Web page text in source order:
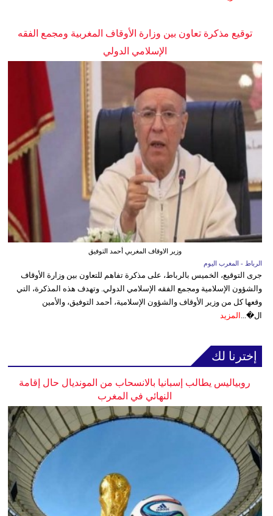
توقيع مذكرة تعاون بين وزارة الأوقاف المغربية ومجمع الفقه
الإسلامي الدولي
وزير الاوقاف المغربي أحمد التوفيق
الرباط - المغرب اليوم
جرى التوقيع، الخميس بالرباط، على مذكرة تفاهم للتعاون بين وزارة الأوقاف
والشؤون الإسلامية ومجمع الفقه الإسلامي الدولي. وتهدف هذه المذكرة، التي
وقعها كل من وزير الأوقاف والشؤون الإسلامية، أحمد التوفيق، والأمين
ال�... المزيد
إخترنا لك
روبياليس يطالب إسبانيا بالانسحاب من المونديال حال إقامة
النهائي في المغرب